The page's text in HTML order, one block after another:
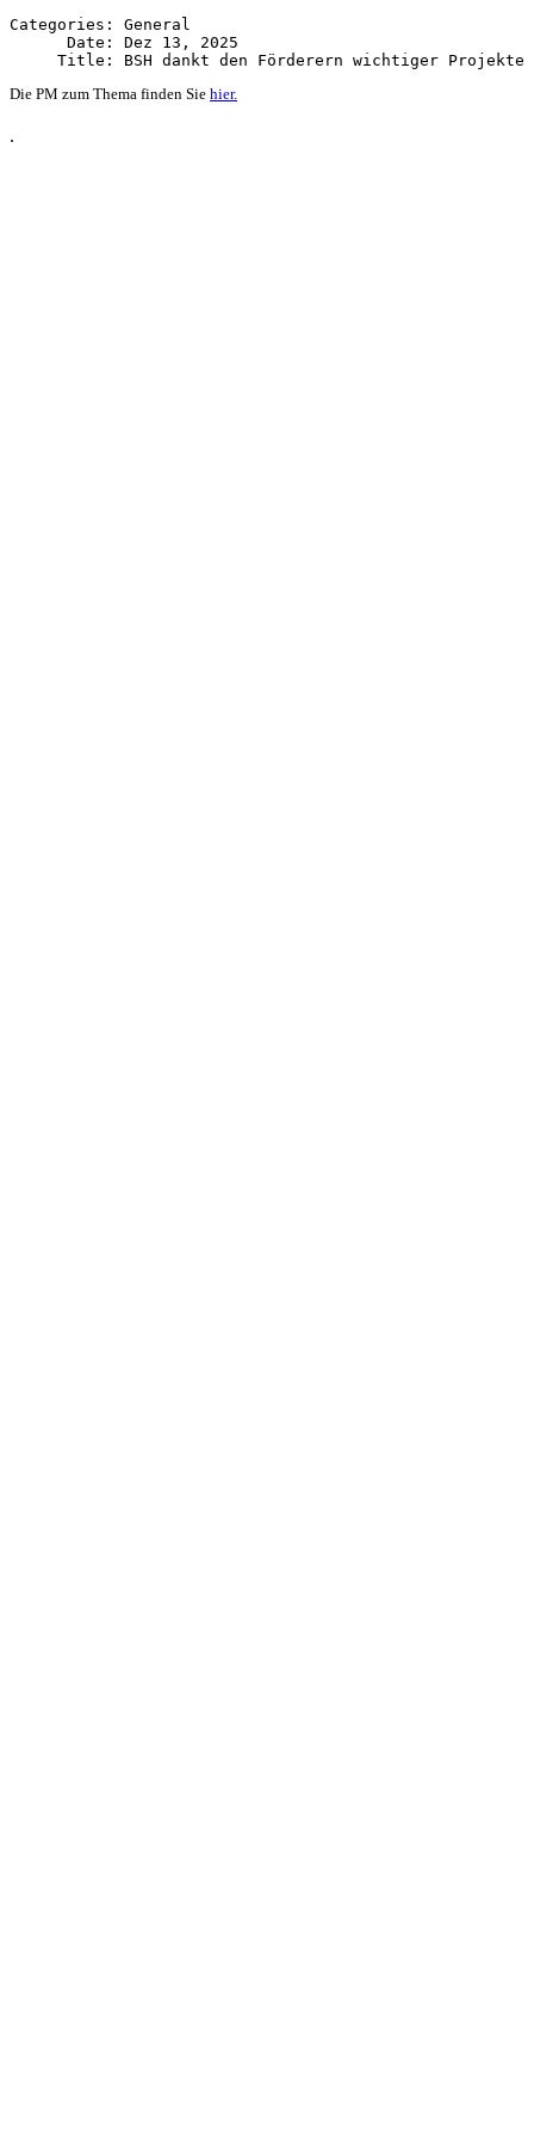
Categories: General
      Date: Dez 13, 2025
Die PM zum Thema finden Sie hier.
.